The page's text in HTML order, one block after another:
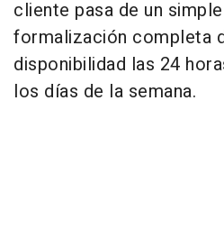
cliente pasa de un
formalización completa
disponibilidad las 24
los días de la semana.